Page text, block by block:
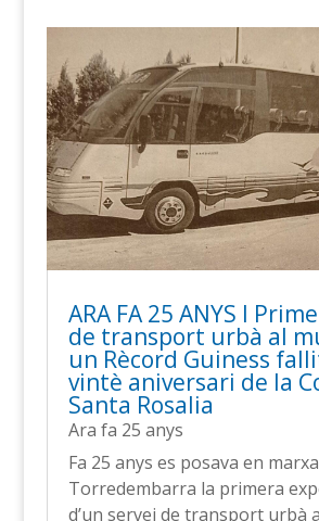
ARA FA 25 ANYS l
de transport urbà al
un Rècord Guiness
vintè aniversari de la
Santa Rosalia
Ara fa 25 anys
Fa 25 anys es posava en
Torredembarra la primera
d’un servei de transport urbà